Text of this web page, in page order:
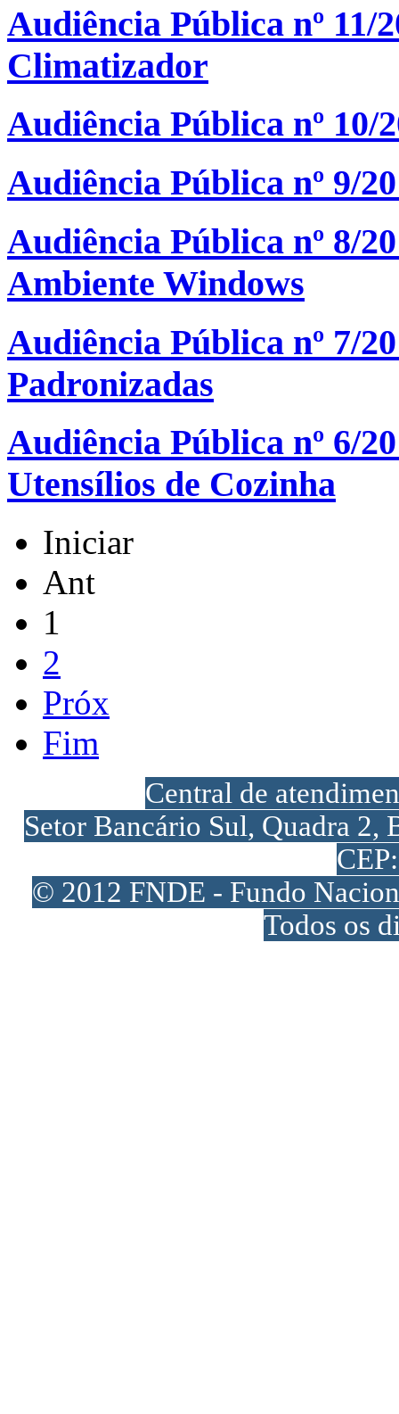
Audiência Pública nº 11/
Climatizador
Audiência Pública nº
Audiência Pública nº 9/
Audiência Pública nº 8/
Ambiente Windows
Audiência Pública nº 7/
Padronizadas
Audiência Pública nº 6/
Utensílios de Cozinha
Iniciar
Ant
1
2
Próx
Fim
Central de
Setor Bancário Sul, Quadra
© 2012 FNDE - Fundo
Todos os